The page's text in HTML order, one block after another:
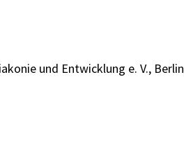
und Entwicklung e. V., Berlin